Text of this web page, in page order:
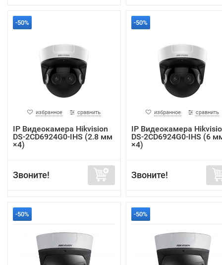
-50%
избранное сравнить
IP Видеокамера Hikvision
DS-2CD6924G0-IHS (2.8 мм
×4)
Звоните!
-50%
избранное сравнить
IP Видеокамера
DS-2CD6924G0-IHS (6
×4)
Звоните!
-50% -50%